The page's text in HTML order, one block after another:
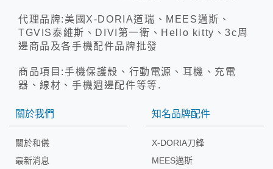
代理品牌:美國X-DORIA道瑞、MEES邁斯、
TGVIS泰維斯、DIVI第一衛、Hello kitty、3c周
邊商品及各手機配件品牌批發
商品項目:手機保護殼、行動電源、耳機、充電
器、線材、手機週邊配件等等.
關於我們
關於和儀
最新消息
知名品牌配件
X-DORIA刀鋒
MEES邁斯